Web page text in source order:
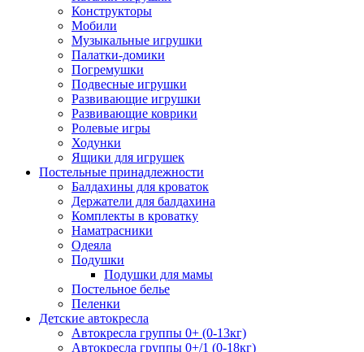
Конструкторы
Мобили
Музыкальные игрушки
Палатки-домики
Погремушки
Подвесные игрушки
Развивающие игрушки
Развивающие коврики
Ролевые игры
Ходунки
Ящики для игрушек
Постельные принадлежности
Балдахины для кроваток
Держатели для балдахина
Комплекты в кроватку
Наматрасники
Одеяла
Подушки
Подушки для мамы
Постельное белье
Пеленки
Детские автокресла
Автокресла группы 0+ (0-13кг)
Автокресла группы 0+/1 (0-18кг)